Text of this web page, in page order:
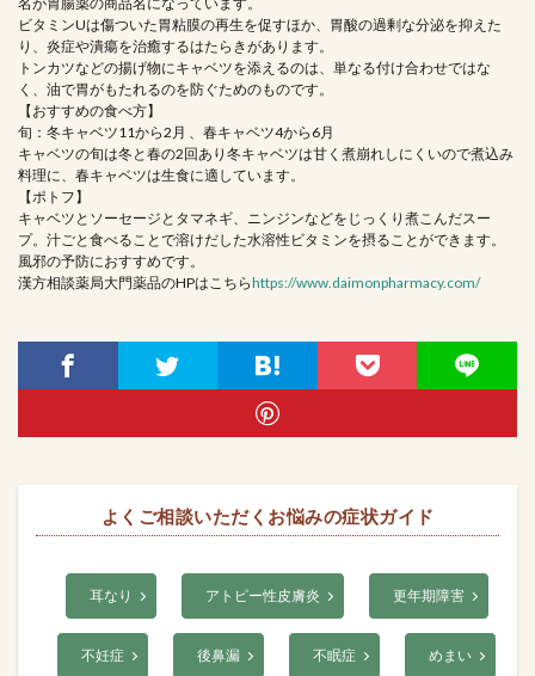
ビタミンUは傷ついた胃粘膜の再生を促すほか、胃酸の過剰な分泌を抑えた
り、炎症や潰瘍を治癒するはたらきがあります。
トンカツなどの揚げ物にキャベツを添えるのは、単なる付け合わせではな
く、油で胃がもたれるのを防ぐためのものです。
【おすすめの食べ方】
旬：冬キャベツ11から2月 、春キャベツ4から6月
キャベツの旬は冬と春の2回あり冬キャベツは甘く煮崩れしにくいので煮込み
料理に、春キャベツは生食に適しています。
【ポトフ】
キャベツとソーセージとタマネギ、ニンジンなどをじっくり煮こんだスー
プ。汁ごと食べることで溶けだした水溶性ビタミンを摂ることができます。
風邪の予防におすすめです。
漢方相談薬局大門薬品のHPはこちらhttps://www.daimonpharmacy.com/
よくご相談いただくお悩みの症状ガイド
耳なり アトピー性皮膚炎 更年期障害
不妊症 後鼻漏 不眠症 めまい